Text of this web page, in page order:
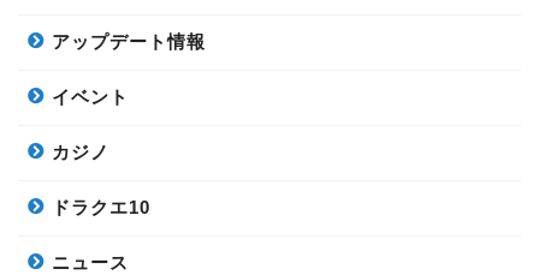
アップデート情報
イベント
カジノ
ドラクエ10
ニュース